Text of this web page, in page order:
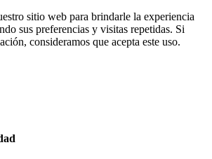
sitio web para brindarle la experiencia
sus preferencias y visitas repetidas. Si
consideramos que acepta este uso.